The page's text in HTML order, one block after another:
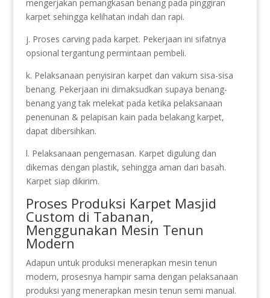
mengerjakan pemangkasan benang pada pinggiran
karpet sehingga kelihatan indah dan rapi.
j. Proses carving pada karpet. Pekerjaan ini sifatnya
opsional tergantung permintaan pembeli.
k. Pelaksanaan penyisiran karpet dan vakum sisa-sisa
benang. Pekerjaan ini dimaksudkan supaya benang-
benang yang tak melekat pada ketika pelaksanaan
penenunan & pelapisan kain pada belakang karpet,
dapat dibersihkan.
l. Pelaksanaan pengemasan. Karpet digulung dan
dikemas dengan plastik, sehingga aman dari basah.
Karpet siap dikirim.
Proses Produksi Karpet Masjid
Custom di Tabanan,
Menggunakan Mesin Tenun
Modern
Adapun untuk produksi menerapkan mesin tenun
modern, prosesnya hampir sama dengan pelaksanaan
produksi yang menerapkan mesin tenun semi manual.